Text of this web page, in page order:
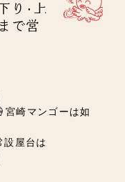
り･上
で営
宮崎マンゴーは如
設屋台は